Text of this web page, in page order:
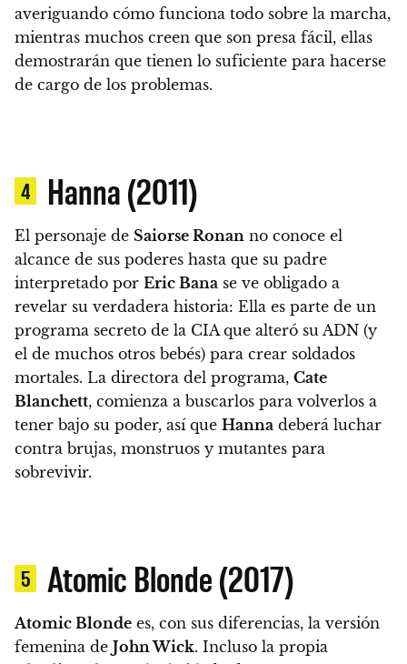
averiguando cómo funciona todo sobre la marcha,
mientras muchos creen que son presa fácil, ellas
demostrarán que tienen lo suficiente para hacerse
de cargo de los problemas.
4 Hanna (2011)
El personaje de Saiorse Ronan no conoce el
alcance de sus poderes hasta que su padre
interpretado por Eric Bana se ve obligado a
revelar su verdadera historia: Ella es parte de un
programa secreto de la CIA que alteró su ADN (y
el de muchos otros bebés) para crear soldados
mortales. La directora del programa, Cate
Blanchett, comienza a buscarlos para volverlos a
tener bajo su poder, así que Hanna deberá luchar
contra brujas, monstruos y mutantes para
sobrevivir.
5 Atomic Blonde (2017)
Atomic Blonde es, con sus diferencias, la versión
femenina de John Wick. Incluso la propia